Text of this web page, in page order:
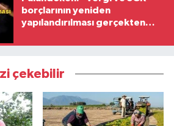
borçlarının yeniden
yapılandırılması gerçekten
çekebilir